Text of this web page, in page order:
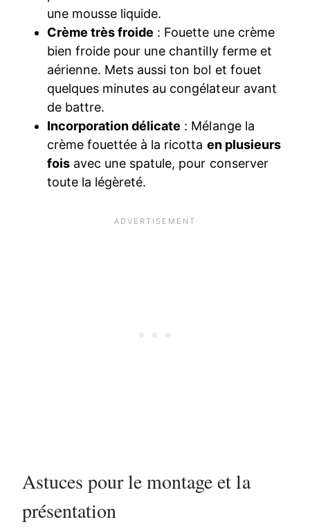
une mousse liquide.
Crème très froide : Fouette une crème
bien froide pour une chantilly ferme et
aérienne. Mets aussi ton bol et fouet
quelques minutes au congélateur avant
de battre.
Incorporation délicate : Mélange la
crème fouettée à la ricotta en plusieurs
fois avec une spatule, pour conserver
toute la légèreté.
Astuces pour le montage et la
présentation